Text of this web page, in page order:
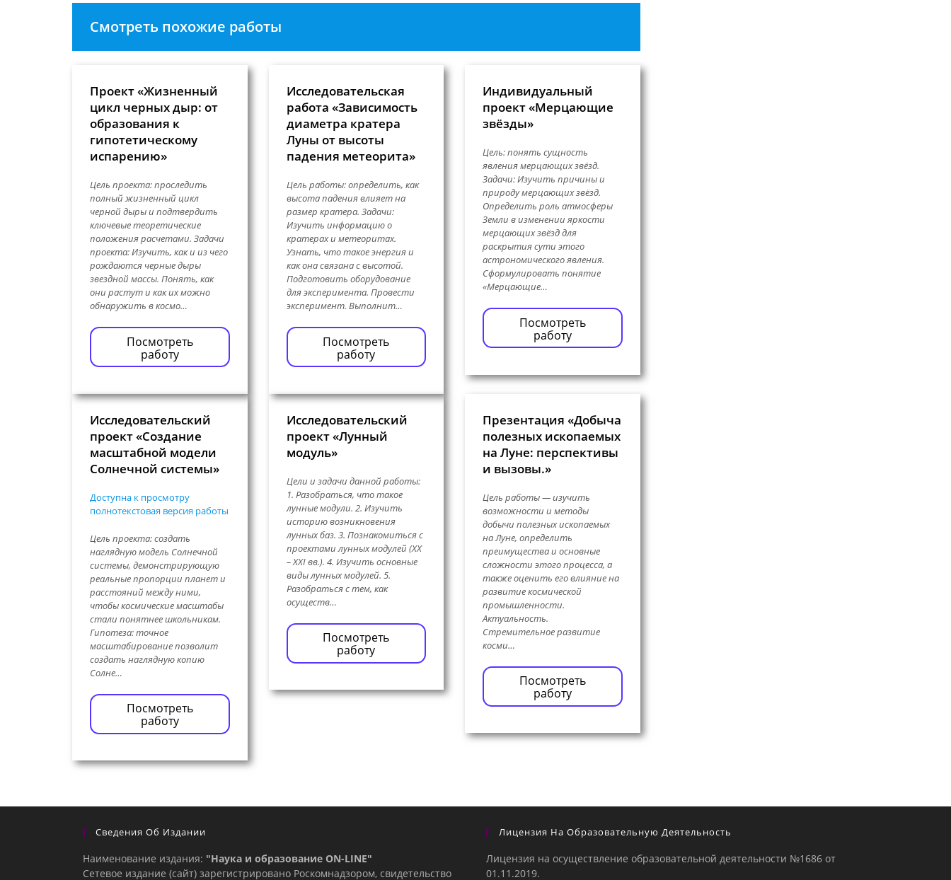
Смотреть похожие работы
Проект «Жизненный
цикл черных дыр: от
образования к
гипотетическому
испарению»
Цель проекта: проследить
полный жизненный цикл
черной дыры и подтвердить
ключевые теоретические
положения расчетами. Задачи
проекта: Изучить, как и из чего
рождаются черные дыры
звездной массы. Понять, как
они растут и как их можно
обнаружить в космо…
Посмотреть
работу
Исследовательская
работа «Зависимость
диаметра кратера
Луны от высоты
падения метеорита»
Цель работы: определить, как
высота падения влияет на
размер кратера. Задачи:
Изучить информацию о
кратерах и метеоритах.
Узнать, что такое энергия и
как она связана с высотой.
Подготовить оборудование
для эксперимента. Провести
эксперимент. Выполнит…
Посмотреть
работу
Индивидуальный
проект «Мерцающие
звёзды»
Цель: понять сущность
явления мерцающих звёзд.
Задачи: Изучить причины и
природу мерцающих звёзд.
Определить роль атмосферы
Земли в изменении яркости
мерцающих звёзд для
раскрытия сути этого
астрономического явления.
Сформулировать понятие
«Мерцающие…
Посмотреть
работу
Исследовательский
проект «Создание
масштабной модели
Солнечной системы»
Доступна к просмотру
полнотекстовая версия работы
Цель проекта: создать
наглядную модель Солнечной
системы, демонстрирующую
реальные пропорции планет и
расстояний между ними,
чтобы космические масштабы
стали понятнее школьникам.
Гипотеза: точное
масштабирование позволит
создать наглядную копию
Солне…
Посмотреть
работу
Исследовательский
проект «Лунный
модуль»
Цели и задачи данной работы:
1. Разобраться, что такое
лунные модули. 2. Изучить
историю возникновения
лунных баз. 3. Познакомиться с
проектами лунных модулей (ХХ
– ХХI вв.). 4. Изучить основные
виды лунных модулей. 5.
Разобраться с тем, как
осуществ…
Посмотреть
работу
Презентация «Добыча
полезных ископаемых
на Луне: перспективы
и вызовы.»
Цель работы — изучить
возможности и методы
добычи полезных ископаемых
на Луне, определить
преимущества и основные
сложности этого процесса, а
также оценить его влияние на
развитие космической
промышленности.
Актуальность.
Стремительное развитие
косми…
Посмотреть
работу
Сведения Об Издании
Наименование издания: "Наука и образование ON-LINE"
Сетевое издание (сайт) зарегистрировано Роскомнадзором, свидетельство
Лицензия На Образовательную Деятельность
Лицензия на осуществление образовательной деятельности №1686 от
01.11.2019.